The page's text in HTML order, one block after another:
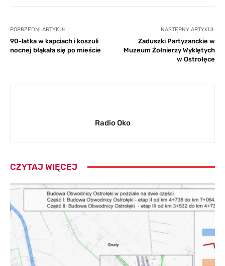
POPRZEDNI ARTYKUŁ
90-latka w kapciach i koszuli
nocnej błąkała się po mieście
NASTĘPNY ARTYKUŁ
Zaduszki Partyzanckie w
Muzeum Żołnierzy Wyklętych
w Ostrołęce
Radio Oko
CZYTAJ WIĘCEJ